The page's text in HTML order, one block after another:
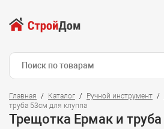
Главная Каталог Ручной инструмент
труба 53см для клуппа
Трещотка Ермак и